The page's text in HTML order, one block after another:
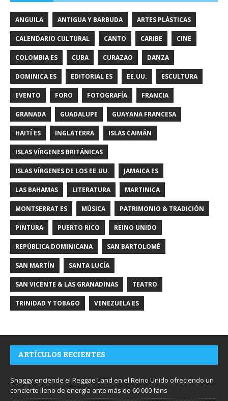
ANGUILA ANTIGUA Y BARBUDA ARTES PLÁSTICAS
CALENDARIO CULTURAL CANTO CARIBE CINE
COLOMBIA ES CUBA CURAZAO DANZA
DOMINICA ES EDITORIAL ES EE.UU. ESCULTURA
EVENTO FORO FOTOGRAFÍA FRANCIA
GRANADA GUADALUPE GUAYANA FRANCESA
HAITÍ ES INGLATERRA ISLAS CAIMÁN
ISLAS VÍRGENES BRITÁNICAS
ISLAS VÍRGENES DE LOS EE.UU. JAMAICA ES
LAS BAHAMAS LITERATURA MARTINICA
MONTSERRAT ES MÚSICA PATRIMONIO & TRADICIÓN
PINTURA PUERTO RICO REINO UNIDO
REPÚBLICA DOMINICANA SAN BARTOLOMÉ
SAN MARTÍN SANTA LUCÍA
SAN VICENTE & LAS GRANADINAS TEATRO
TRINIDAD Y TOBAGO VENEZUELA ES
ARTÍCULOS RECIENTES
Shaggy enciende el Reggae Land en el Reino Unido ofreciendo un
concierto lleno de energía ante más de 60 000 fans